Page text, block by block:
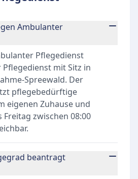
Ambulanter
Pflegedienst
mit Sitz in
Spreewald. Der
pflegebedürftige
eigenen Zuhause und
zwischen 08:00
beantragt